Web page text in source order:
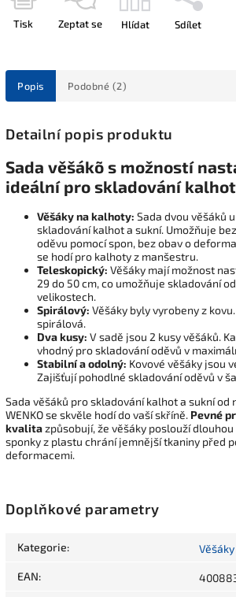
Tisk Zeptat se Hlídat Sdílet
Popis Podobné (2)
Detailní popis produktu
Sada věšákõ s možností
ideální pro skladování kalhot
Věšáky na kalhoty: Sada dvou věšáků
skladování kalhot a sukní. Umožňuje
oděvu pomocí spon, bez obav o
se hodí pro kalhoty z manšestru.
Teleskopický: Věšáky mají možnost
29 do 50 cm, co umožňuje skladování
velikostech.
Spirálový: Věšáky byly vyrobeny z
spirálová.
Dva kusy: V sadě jsou 2 kusy věšáků.
vhodný pro skladování oděvů v
Stabilní a odolný: Kovové věšáky jsou
Zajišťují pohodlné skladování oděvů v
Sada věšáků pro skladování kalhot a sukní od
WENKO se skvěle hodí do vaší skříně. Pevné
kvalitazpůsobují, že věšáky poslouží
sponky z plastu chrání jemnější tkaniny před
deformacemi.
Doplňkové parametry
Kategorie:
EAN: